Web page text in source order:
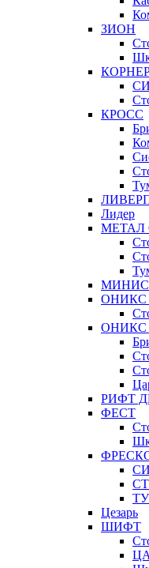
ЗИОН
КРОСС
Лидер
МЕТАЛ
ОНИКС
ОНИКС
РИФТ
ФЕСТ
Цезарь
ШИФТ